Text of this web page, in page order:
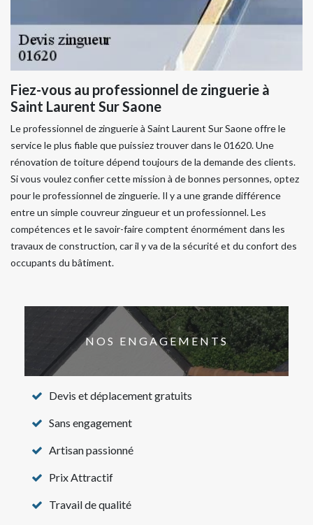
Fiez-vous au professionnel de zinguerie à
Saint Laurent Sur Saone
Le professionnel de zinguerie à Saint Laurent Sur Saone offre le
service le plus fiable que puissiez trouver dans le 01620. Une
rénovation de toiture dépend toujours de la demande des clients.
Si vous voulez confier cette mission à de bonnes personnes, optez
pour le professionnel de zinguerie. Il y a une grande différence
entre un simple couvreur zingueur et un professionnel. Les
compétences et le savoir-faire comptent énormément dans les
travaux de construction, car il y va de la sécurité et du confort des
occupants du bâtiment.
NOS ENGAGEMENTS
Devis et déplacement gratuits
Sans engagement
Artisan passionné
Prix Attractif
Travail de qualité